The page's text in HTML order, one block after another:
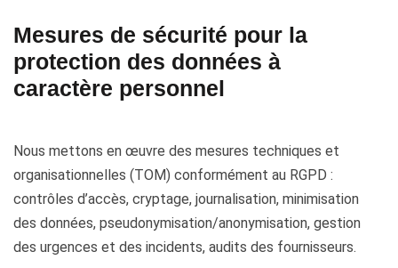
Mesures de sécurité pour la
protection des données à
caractère personnel
Nous mettons en œuvre des mesures techniques et
organisationnelles (TOM) conformément au RGPD :
contrôles d’accès, cryptage, journalisation, minimisation
des données, pseudonymisation/anonymisation, gestion
des urgences et des incidents, audits des fournisseurs.